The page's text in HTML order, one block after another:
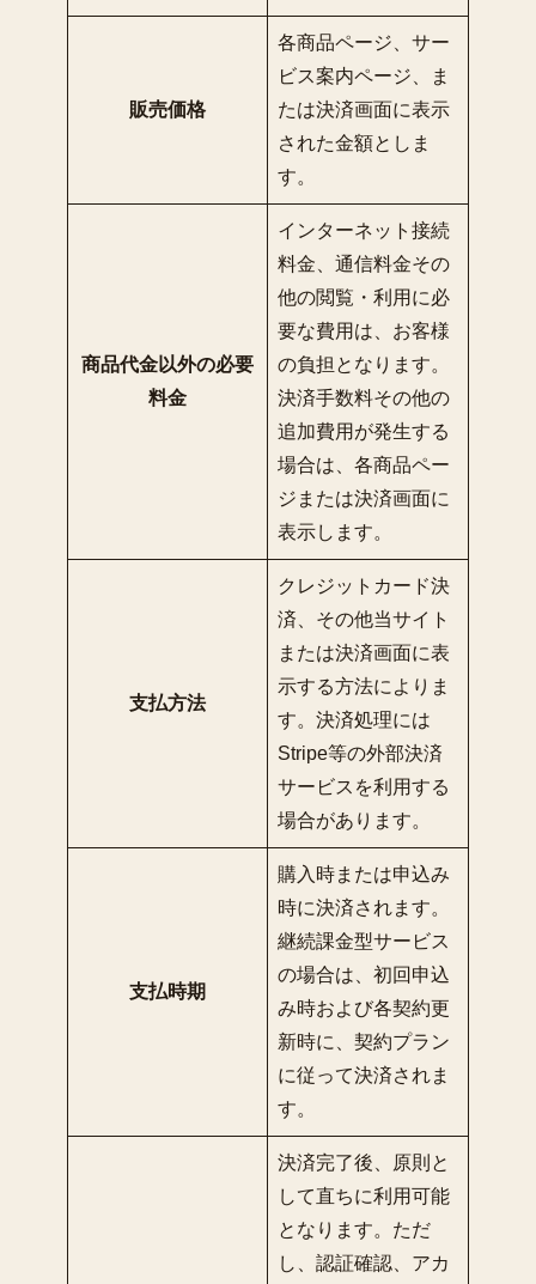
販売価格
各商品ページ、サー
ビス案内ページ、ま
たは決済画面に表示
された金額としま
す。
商品代金以外の必要
料金
インターネット接続
料金、通信料金その
他の閲覧・利用に必
要な費用は、お客様
の負担となります。
決済手数料その他の
追加費用が発生する
場合は、各商品ペー
ジまたは決済画面に
表示します。
支払方法
クレジットカード決
済、その他当サイト
または決済画面に表
示する方法によりま
す。決済処理には
Stripe等の外部決済
サービスを利用する
場合があります。
支払時期
購入時または申込み
時に決済されます。
継続課金型サービス
の場合は、初回申込
み時および各契約更
新時に、契約プラン
に従って決済されま
す。
決済完了後、原則と
して直ちに利用可能
となります。ただ
し、認証確認、アカ